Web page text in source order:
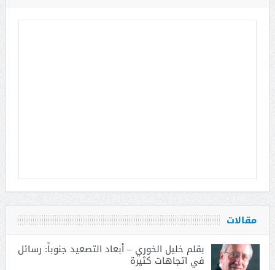
مقالات
بقلم خليل الخوري – أبعاد التصعيد جنوباً: رسائل
في اتجاهات كثيرة